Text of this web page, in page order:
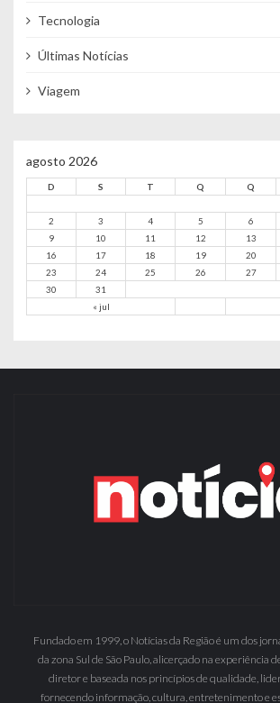
Tecnologia
Últimas Notícias
Viagem
agosto 2026
D S T Q Q
« jul
2
3 4 5 6
9
10 11 12 13
16
17 18 19 20
23
24 25 26 27
30
31
Fundado em 1999, o Notícias da Região é um dos
da zona Sul de São Paulo, alicerçado na experiência
diretor e baseada nos princípios de qualidade,
fornecendo informação, cultura, entretenimento e